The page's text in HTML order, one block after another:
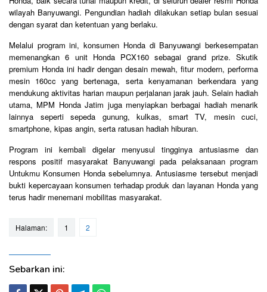
wilayah Banyuwangi. Pengundian hadiah dilakukan setiap bulan sesuai
dengan syarat dan ketentuan yang berlaku.
Melalui program ini, konsumen Honda di Banyuwangi berkesempatan
memenangkan 6 unit Honda PCX160 sebagai grand prize. Skutik
premium Honda ini hadir dengan desain mewah, fitur modern, performa
mesin 160cc yang bertenaga, serta kenyamanan berkendara yang
mendukung aktivitas harian maupun perjalanan jarak jauh. Selain hadiah
utama, MPM Honda Jatim juga menyiapkan berbagai hadiah menarik
lainnya seperti sepeda gunung, kulkas, smart TV, mesin cuci,
smartphone, kipas angin, serta ratusan hadiah hiburan.
Program ini kembali digelar menyusul tingginya antusiasme dan
respons positif masyarakat Banyuwangi pada pelaksanaan program
Untukmu Konsumen Honda sebelumnya. Antusiasme tersebut menjadi
bukti kepercayaan konsumen terhadap produk dan layanan Honda yang
terus hadir menemani mobilitas masyarakat.
Halaman: 1 2
Sebarkan ini: